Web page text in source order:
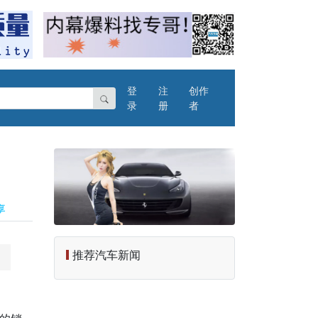
登
录
注
册
创作
者
推荐汽车新闻